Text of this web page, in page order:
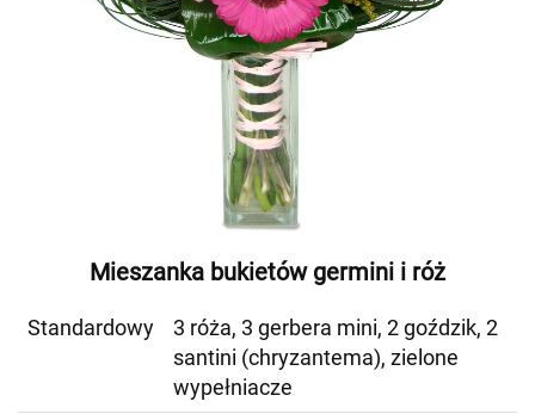
Mieszanka bukietów germini i róż
Standardowy
3 róża, 3 gerbera mini, 2 goździk, 2
santini (chryzantema), zielone
wypełniacze